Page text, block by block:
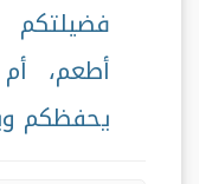
أطعم،
يحفظكم